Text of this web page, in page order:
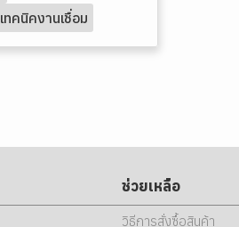
เทคนิคงานเชื่อม
ช่วยเหลือ
วิธีการสั่งซื้อสินค้า